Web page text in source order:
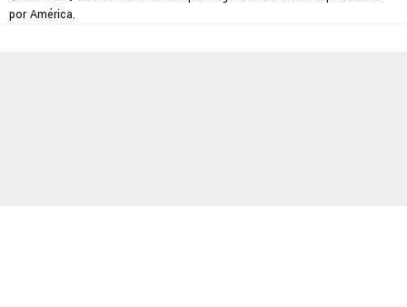
por América.